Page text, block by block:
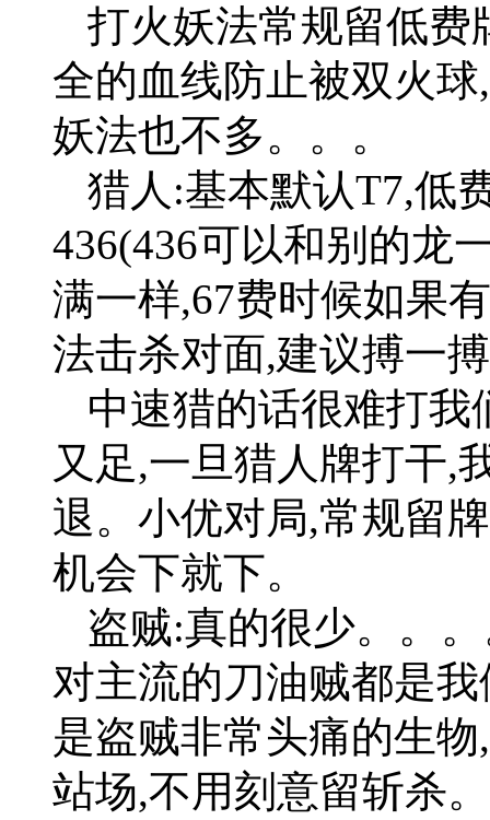
打火妖法常规留低费
全的血线防止被双火
妖法也不多。。。
猎人:基本默认T7,低
436(436可以和别的龙
满一样,67费时候如果
法击杀对面,建议搏一
中速猎的话很难打我
又足,一旦猎人牌打干,
退。小优对局,常规留
机会下就下。
盗贼:真的很少。。
对主流的刀油贼都是
是盗贼非常头痛的生
站场,不用刻意留斩杀。